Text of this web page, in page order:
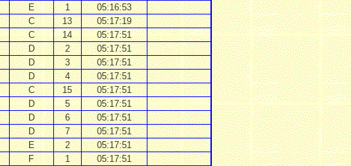
E 1
05:16:53
C 13
05:17:19
C 14
05:17:51
D 2
05:17:51
D 3
05:17:51
D 4
05:17:51
C 15
05:17:51
D 5
05:17:51
D 6
05:17:51
D 7
05:17:51
E 2
05:17:51
F 1
05:17:51